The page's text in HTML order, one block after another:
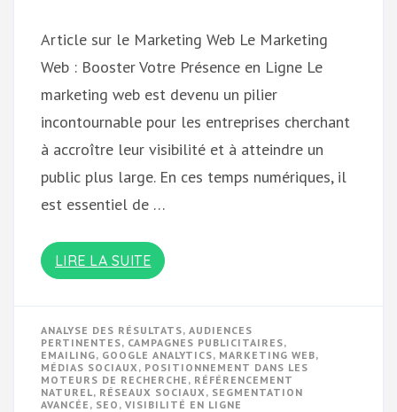
Article sur le Marketing Web Le Marketing
Web : Booster Votre Présence en Ligne Le
marketing web est devenu un pilier
incontournable pour les entreprises cherchant
à accroître leur visibilité et à atteindre un
public plus large. En ces temps numériques, il
est essentiel de …
LIRE LA SUITE
ANALYSE DES RÉSULTATS, AUDIENCES
PERTINENTES, CAMPAGNES PUBLICITAIRES,
EMAILING, GOOGLE ANALYTICS, MARKETING WEB,
MÉDIAS SOCIAUX , POSITIONNEMENT DANS LES
MOTEURS DE RECHERCHE , RÉFÉRENCEMENT
NATUREL, RÉSEAUX SOCIAUX , SEGMENTATION
AVANCÉE , SEO , VISIBILITÉ EN LIGNE